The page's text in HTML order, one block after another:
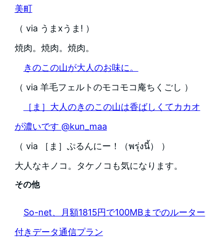
美町
（ via うまxうま! ）
焼肉。焼肉。焼肉。
きのこの山が大人のお味に。
（ via 羊毛フェルトのモコモコ庵ちくごし ）
［ま］大人のきのこの山は香ばしくてカカオ
が濃いです @kun_maa
（ via ［ま］ぷるんにー！（พรุ่งนี้） ）
大人なキノコ。タケノコも気になります。
その他
So-net、月額1815円で100MBまでのルーター
付きデータ通信プラン